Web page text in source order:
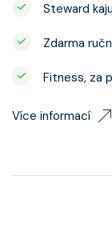
Steward
Zdarma
Fitness, za
Více informací